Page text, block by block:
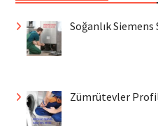
Soğanlık Siemens
Zümrütevler